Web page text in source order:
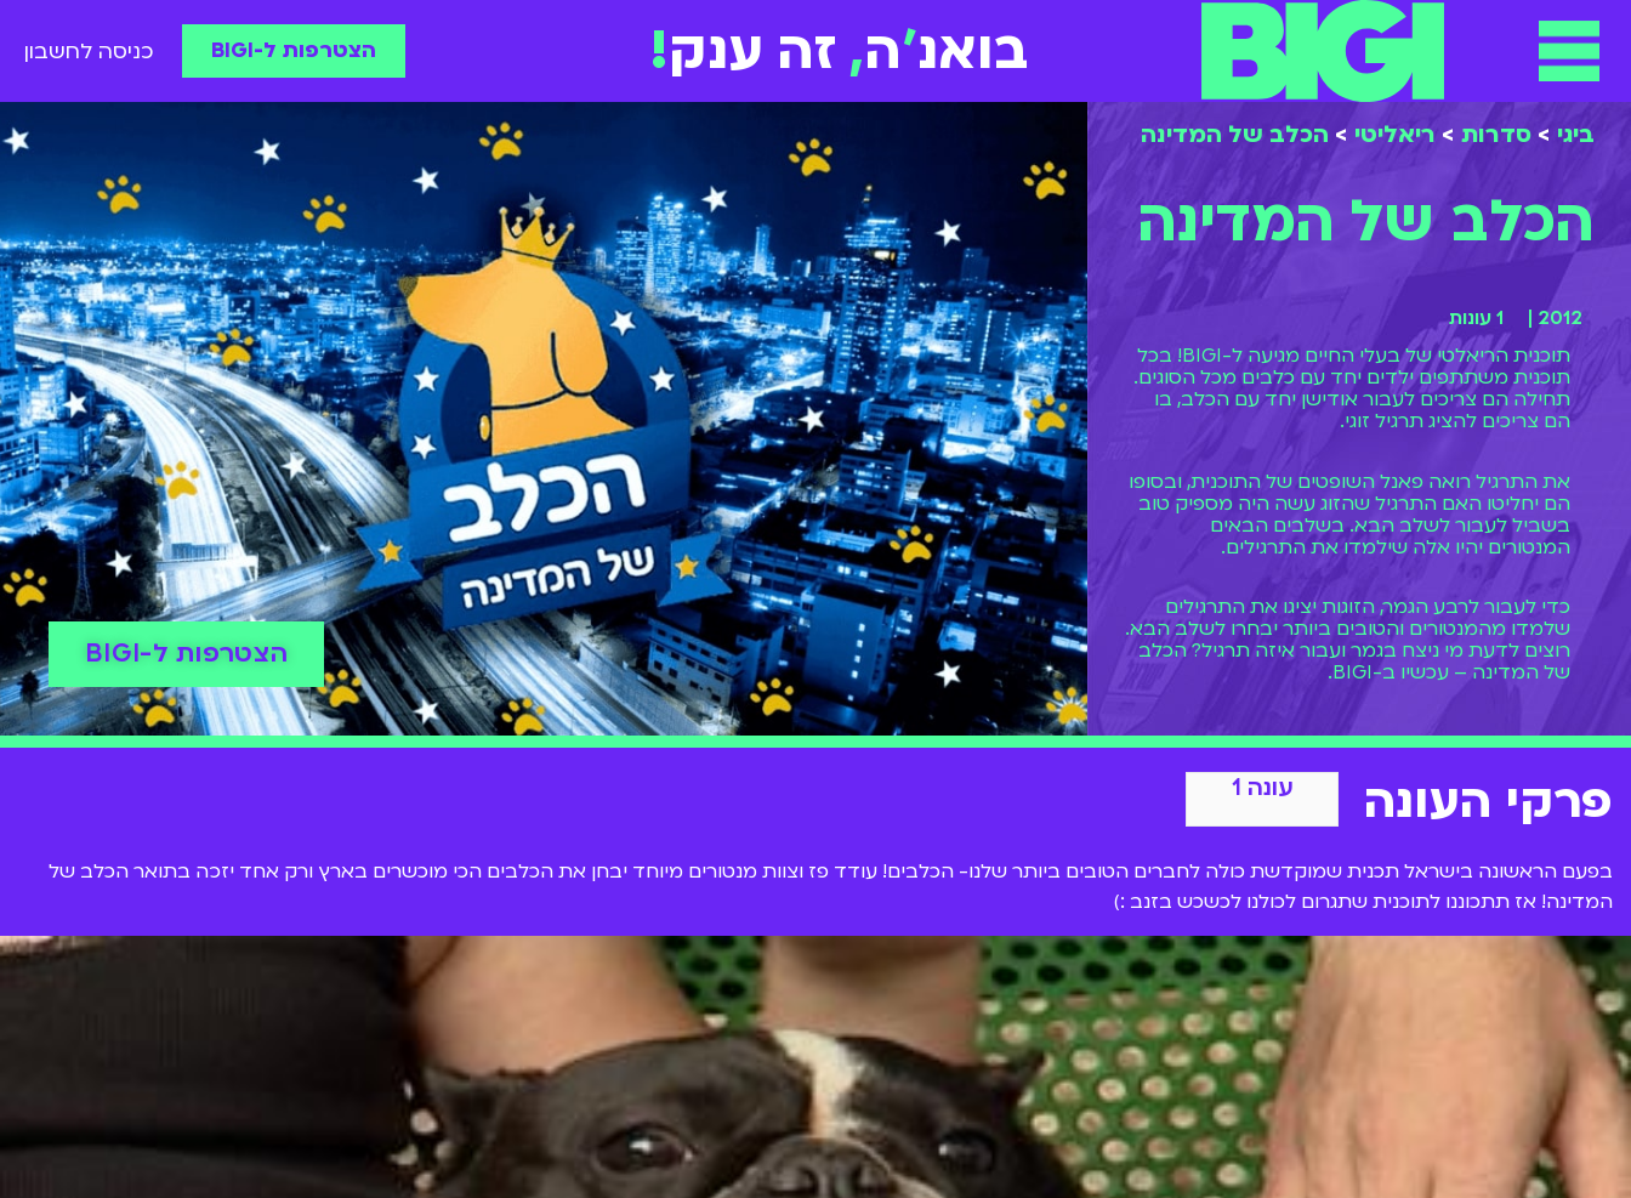
לתוכן
תפריט בואנ'ה, זה ענק! הצטרפות ל-BIGI כניסה לחשבון
ביגי > סדרות > ריאליטי > הכלב של המדינה
הכלב של המדינה
2012 |
1 עונות
תוכנית הריאלטי של בעלי החיים מגיעה ל-BIGI! בכל
תוכנית משתתפים ילדים יחד עם כלבים מכל הסוגים.
תחילה הם צריכים לעבור אודישן יחד עם הכלב, בו
הם צריכים להציג תרגיל זוגי.
את התרגיל רואה פאנל השופטים של התוכנית, ובסופו
הם יחליטו האם התרגיל שהזוג עשה היה מספיק טוב
בשביל לעבור לשלב הבא. בשלבים הבאים
המנטורים יהיו אלה שילמדו את התרגילים.
כדי לעבור לרבע הגמר, הזוגות יציגו את התרגילים
שלמדו מהמנטורים והטובים ביותר יבחרו לשלב הבא.
רוצים לדעת מי ניצח בגמר ועבור איזה תרגיל? הכלב
של המדינה – עכשיו ב-BIGI.
הצטרפות ל-BIGI
פרקי העונה עונה 1
בפעם הראשונה בישראל תכנית שמוקדשת כולה לחברים הטובים ביותר שלנו- הכלבים! עודד פז וצוות מנטורים מיוחד יבחן את הכלבים הכי מוכשרים בארץ ורק אחד יזכה בתואר הכלב של
המדינה! אז תתכוננו לתוכנית שתגרום לכולנו לכשכש בזנב :)